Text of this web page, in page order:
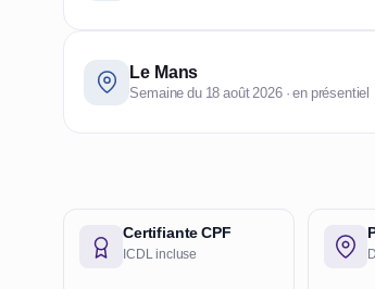
Le Mans
Semaine du 18 août 2026 · en présentiel
Certifiante CPF
ICDL incluse